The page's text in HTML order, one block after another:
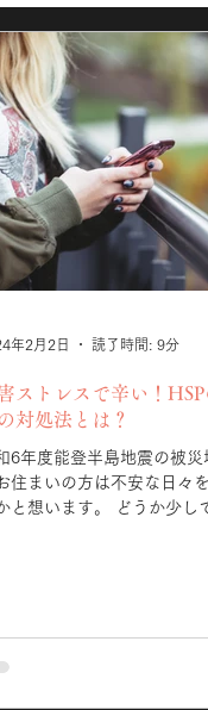
ストレスで辛い！HSP
対処法とは？
6年度能登半島地震の被災
住まいの方は不安な日々
と想います。 どうか少し
年2月2日 読了時間: 9分